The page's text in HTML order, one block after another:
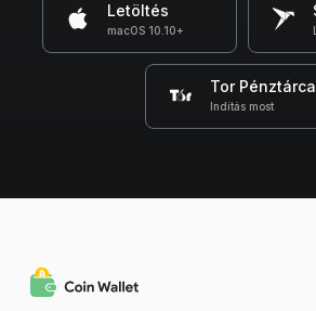
Letöltés
macOS 10.10+
Tor Pénztárca
Indítás most